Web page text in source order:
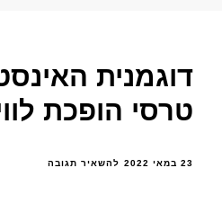
דוגמנית
טרסי הופכת
23 במאי 2022 להשאיר תגובהבנושא